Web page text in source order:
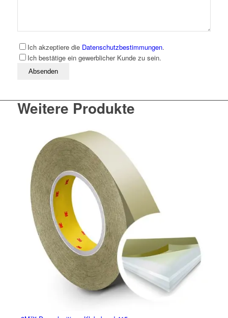
Ich akzeptiere die Datenschutzbestimmungen.
Ich bestätige ein gewerblicher Kunde zu sein.
Bitte lassen Sie dieses Feld leer
Weitere Produkte